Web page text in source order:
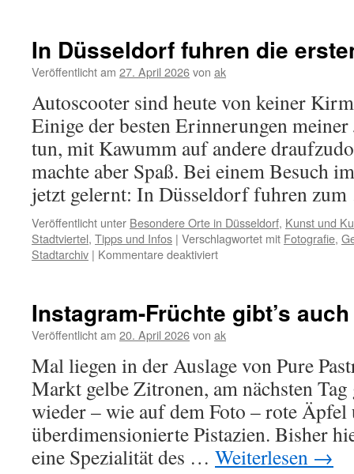
In Düsseldorf fuhren die
Veröffentlicht am 27. April 2026von ak
Autoscooter sind heute von keiner
Einige der besten Erinnerungen
tun, mit Kawumm auf andere
machte aber Spaß. Bei einem Besuch
jetzt gelernt: In Düsseldorf fuhren
Veröffentlicht unter Besondere Orte in Düsseldorf, Kunst und
Stadtviertel, Tipps und Infos | Verschlagwortet mit Fotografie,
Stadtarchiv | Kommentare deaktiviertfür
die
ersten
Instagram-Früchte gibt’s
Veröffentlicht am 20. April 2026von ak
Mal liegen in der Auslage von Pure
Markt gelbe Zitronen, am nächsten
wieder – wie auf dem Foto – rote Äpfel
überdimensionierte Pistazien. Bisher
eine Spezialität des … Weiterlesen →